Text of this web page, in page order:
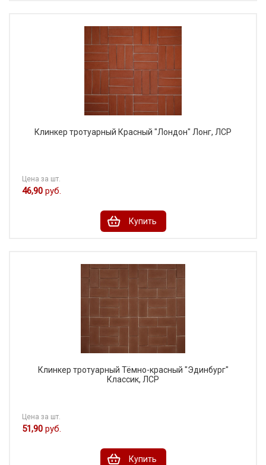
Клинкер тротуарный Красный "Лондон" Лонг, ЛСР
Цена за шт.
46,90 руб.
Купить
Клинкер тротуарный Тёмно-красный "Эдинбург"
Классик, ЛСР
Цена за шт.
51,90 руб.
Купить